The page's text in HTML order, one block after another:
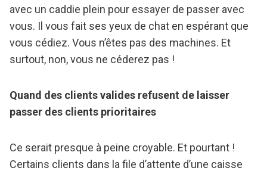
avec un caddie plein pour essayer de passer avec
vous. Il vous fait ses yeux de chat en espérant que
vous cédiez. Vous n’êtes pas des machines. Et
surtout, non, vous ne céderez pas !
Quand des clients valides refusent de laisser
passer des clients prioritaires
Ce serait presque à peine croyable. Et pourtant !
Certains clients dans la file d’attente d’une caisse